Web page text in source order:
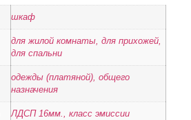
шкаф
для жилой комнаты, для прихожей,
для спальни
одежды (платяной), общего
назначения
ЛДСП 16мм., класс эмиссии